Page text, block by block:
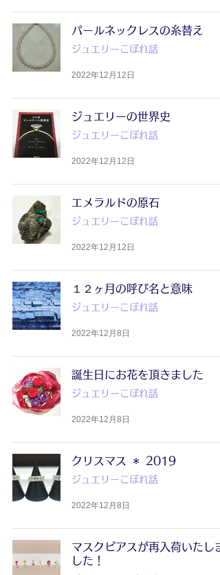
パールネックレスの糸替え
ジュエリーこぼれ話
2022年12月12日
ジュエリーの世界史
ジュエリーこぼれ話
2022年12月12日
エメラルドの原石
ジュエリーこぼれ話
2022年12月12日
１２ヶ月の呼び名と意味
ジュエリーこぼれ話
2022年12月8日
誕生日にお花を頂きました
ジュエリーこぼれ話
2022年12月8日
クリスマス ＊ 2019
ジュエリーこぼれ話
2022年12月8日
マスクピアスが再入荷いたしま
した！